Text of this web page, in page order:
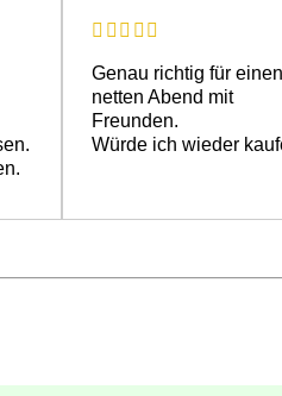
Genau richtig für einen
netten Abend mit
Freunden.
Würde ich wieder